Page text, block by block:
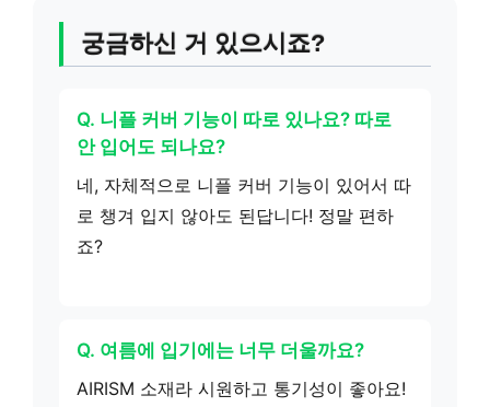
궁금하신 거 있으시죠?
Q. 니플 커버 기능이 따로 있나요? 따로
안 입어도 되나요?
네, 자체적으로 니플 커버 기능이 있어서 따
로 챙겨 입지 않아도 된답니다! 정말 편하
죠?
Q. 여름에 입기에는 너무 더울까요?
AIRISM 소재라 시원하고 통기성이 좋아요!